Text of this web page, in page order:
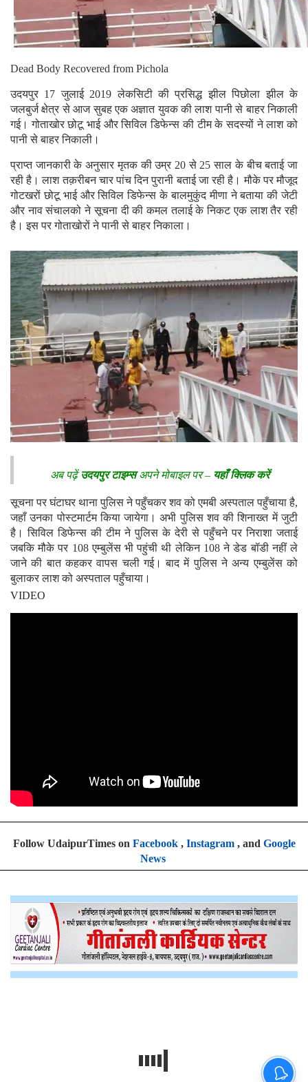
Dead Body Recovered from Pichola
उदयपुर 17 जुलाई 2019 लेकसिटी की प्रसिद्ध झील पिछोला झील के
जलबुर्ज क्षेत्र से आज सुबह एक अज्ञात युवक की लाश पानी से बाहर निकाली
गई। गोताखोर छोटू भाई और सिविल डिफेन्स की टीम के सदस्यों ने लाश को
पानी से बाहर निकाली।
प्राप्त जानकारी के अनुसार मृतक की उम्र 20 से 25 साल के बीच बताई जा
रही है। लाश तक़रीबन चार पांच दिन पुरानी बताई जा रही है। मौके पर मौजूद
गोटखरों छोटू भाई और सिविल डिफेन्स के बालमुकुंद मीणा ने बताया की जेटी
और नाव संचालको ने सूचना दी की कमल तलाई के निकट एक लाश तैर रही
है। इस पर गोताखोरों ने पानी से बाहर निकाला।
अब पढ़ें उदयपुर टाइम्सअपने मोबाइल पर – यहाँ क्लिक करें
सूचना पर घंटाघर थाना पुलिस ने पहुँचकर शव को एमबी अस्पताल पहुँचाया है,
जहाँ उनका पोस्टमार्टम किया जायेगा। अभी पुलिस शव की शिनाख्त में जुटी
है। सिविल डिफेन्स की टीम ने पुलिस के देरी से पहुँचने पर निराशा जताई
जबकि मौके पर 108 एम्बुलेंस भी पहुंची थी लेकिन 108 ने डेड बॉडी नहीं ले
जाने की बात कहकर वापस चली गई। बाद में पुलिस ने अन्य एम्बुलेंस को
बुलाकर लाश को अस्पताल पहुँचाया।
VIDEO
Follow UdaipurTimes on Facebook, Instagram, and Google
News